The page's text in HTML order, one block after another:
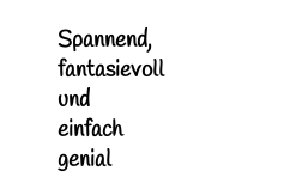
Spannend,
fantasievoll
und
einfach
genial